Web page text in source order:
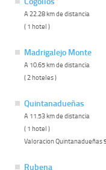
A 22.28 km de distancia
( 1 hotel )
Madrigalejo Monte
A 10.65 km de distancia
( 2 hoteles )
Quintanadueñas
A 11.53 km de distancia
( 1 hotel )
Valoracion Quintanadueñas
Rubena